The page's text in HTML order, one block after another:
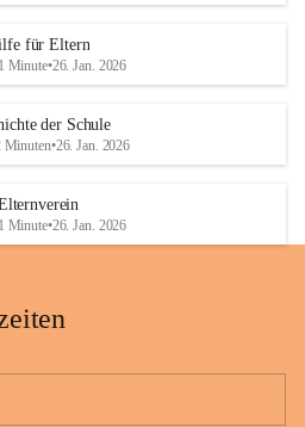
für Eltern
Minute•26. Jan. 2026
der Schule
Minuten•26. Jan. 2026
Minute•26. Jan. 2026